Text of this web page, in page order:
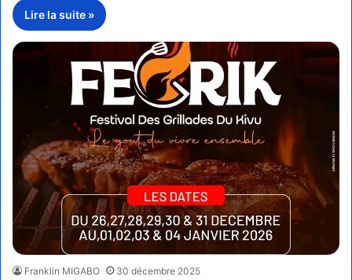
Lire la suite »
Franklin MIGABO 30 décembre 2025